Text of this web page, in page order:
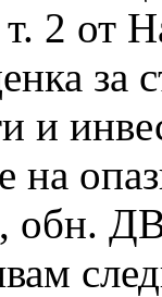
2 от
за
и
на
обн.